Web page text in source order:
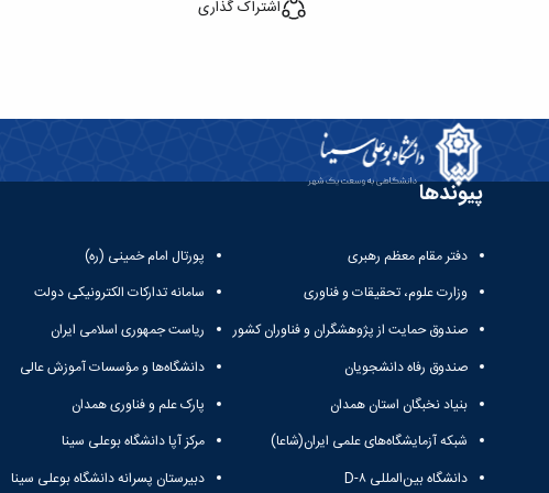
اشتراک گذاری
پیوندها
دفتر مقام معظم رهبری
وزارت علوم، تحقیقات و فناوری
صندوق حمایت از پژوهشگران و فناوران کشور
صندوق رفاه دانشجویان
بنیاد نخبگان استان همدان
شبکه آزمایشگاه‌های علمی ایران(شاعا)
دانشگاه بین‌المللی D-۸
پورتال امام خمینی (ره)
سامانه تدارکات الکترونیکی دولت
ریاست جمهوری اسلامی ایران
دانشگاه‌ها و مؤسسات آموزش عالی
پارک علم و فناوری همدان
مرکز آپا دانشگاه بوعلی سینا
دبیرستان پسرانه دانشگاه بوعلی سینا